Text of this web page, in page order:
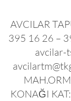
AVCILAR
395 16 26 –
avcilar-
KONAĞI